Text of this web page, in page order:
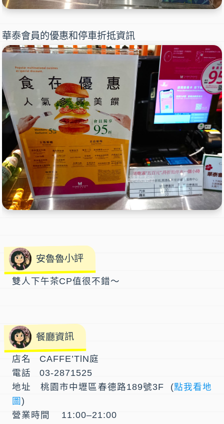
華泰會員的優惠和停車折抵資訊
安魯魯小評
雙人下午茶CP值很不錯～
餐廳資訊
店名 CAFFE’TlN庭
電話 03-2871525
地址 桃園市中壢區春德路189號3F (點我看地
圖 )
營業時間 11:00–21:00